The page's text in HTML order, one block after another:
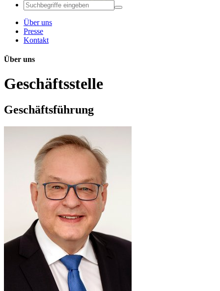
Über uns
Presse
Kontakt
Über uns
Geschäftsstelle
Geschäftsführung